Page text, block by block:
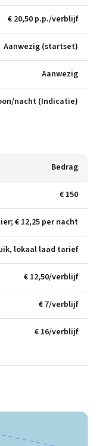
€ 20,50 p.p./verblijf
Aanwezig (startset)
Aanwezig
nacht (Indicatie)
Bedrag
€ 150
€ 12,25 per nacht
lokaal laad tarief
€ 12,50/verblijf
€ 7/verblijf
€ 16/verblijf